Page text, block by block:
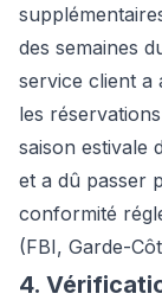
des semaines
service client a
les
saison estivale
et a dû passer
conformité
(FBI, Garde-
4.